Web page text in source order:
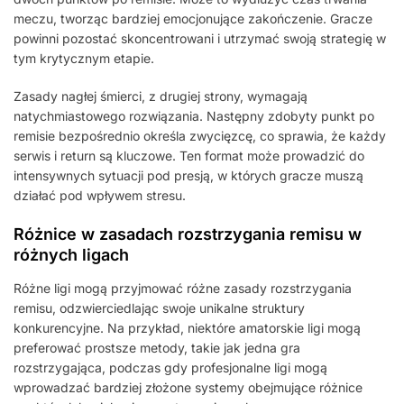
meczu, tworząc bardziej emocjonujące zakończenie. Gracze
powinni pozostać skoncentrowani i utrzymać swoją strategię w
tym krytycznym etapie.
Zasady nagłej śmierci, z drugiej strony, wymagają
natychmiastowego rozwiązania. Następny zdobyty punkt po
remisie bezpośrednio określa zwycięzcę, co sprawia, że każdy
serwis i return są kluczowe. Ten format może prowadzić do
intensywnych sytuacji pod presją, w których gracze muszą
działać pod wpływem stresu.
Różnice w zasadach rozstrzygania remisu w
różnych ligach
Różne ligi mogą przyjmować różne zasady rozstrzygania
remisu, odzwierciedlając swoje unikalne struktury
konkurencyjne. Na przykład, niektóre amatorskie ligi mogą
preferować prostsze metody, takie jak jedna gra
rozstrzygająca, podczas gdy profesjonalne ligi mogą
wprowadzać bardziej złożone systemy obejmujące różnice